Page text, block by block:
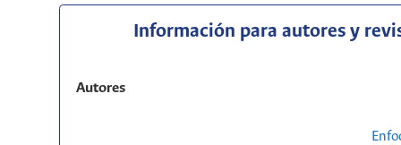
Información para autores y
Autores